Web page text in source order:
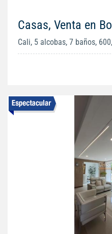
Casas, Venta en
Cali, 5 alcobas, 7 baños,